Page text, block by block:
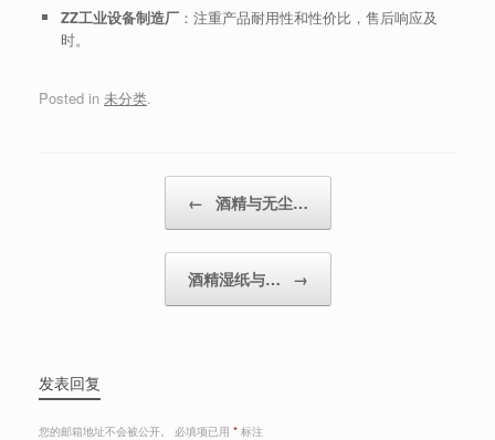
ZZ工业设备制造厂：注重产品耐用性和性价比，售后响应及
时。
Posted in 未分类.
← 酒精与无尘…
酒精湿纸与… →
发表回复
您的邮箱地址不会被公开。 必填项已用 * 标注